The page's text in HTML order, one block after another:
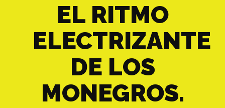
EL RITMO
ELECTRIZANTE
DE LOS
MONEGROS.